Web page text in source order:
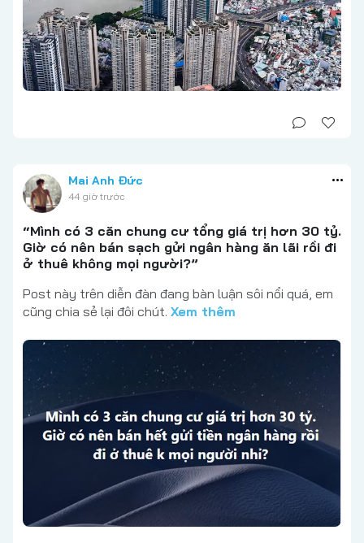
Mai Anh Đức
44 giờ trước
“Mình có 3 căn chung cư tổng giá trị hơn 30 tỷ.
Giờ có nên bán sạch gửi ngân hàng ăn lãi rồi đi
ở thuê không mọi người?”
Post này trên diễn đàn đang bàn luận sôi nổi quá, em
cũng chia sẻ lại đôi chút. Xem thêm